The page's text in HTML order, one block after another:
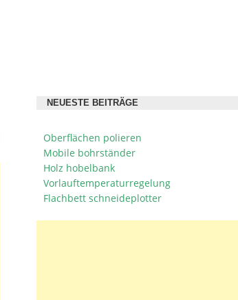
NEUESTE BEITRÄGE
Oberflächen polieren
Mobile bohrständer
Holz hobelbank
Vorlauftemperaturregelung
Flachbett schneideplotter